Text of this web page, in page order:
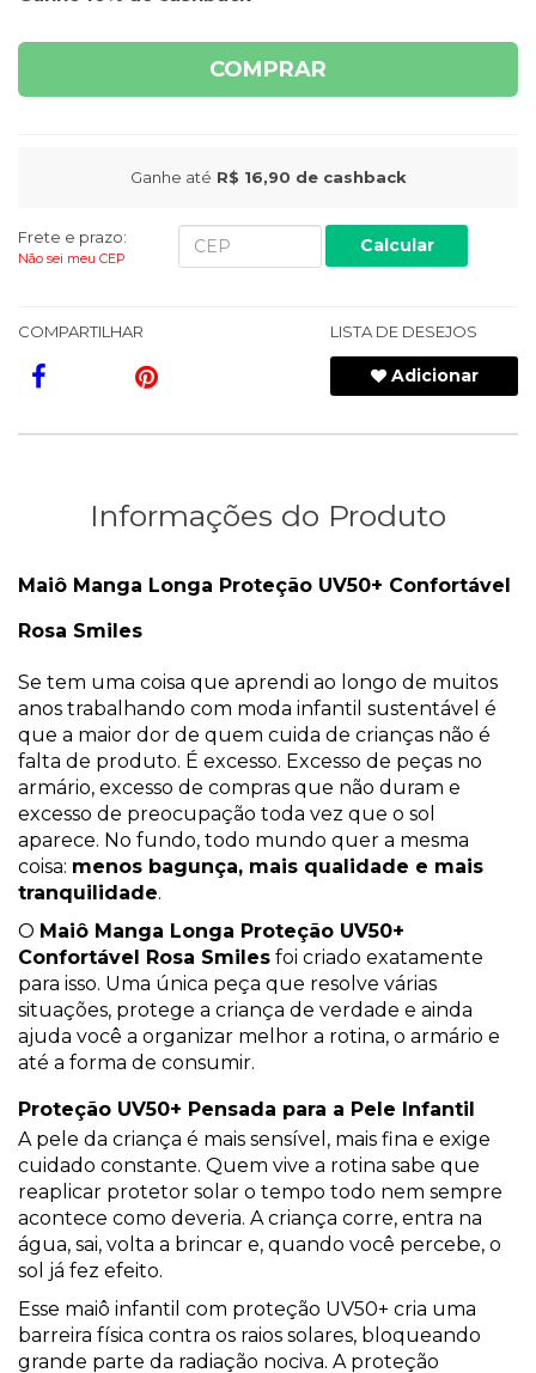
COMPRAR
Ganhe até R$ 16,90 de cashback
Frete e prazo:
Não sei meu CEP
Calcular
COMPARTILHAR LISTA DE DESEJOS
Adicionar
Informações do Produto
Maiô Manga Longa Proteção UV50+ Confortável
Rosa Smiles
Se tem uma coisa que aprendi ao longo de muitos
anos trabalhando com moda infantil sustentável é
que a maior dor de quem cuida de crianças não é
falta de produto. É excesso. Excesso de peças no
armário, excesso de compras que não duram e
excesso de preocupação toda vez que o sol
aparece. No fundo, todo mundo quer a mesma
coisa: menos bagunça, mais qualidade e mais
tranquilidade.
O Maiô Manga Longa Proteção UV50+
Confortável Rosa Smiles foi criado exatamente
para isso. Uma única peça que resolve várias
situações, protege a criança de verdade e ainda
ajuda você a organizar melhor a rotina, o armário e
até a forma de consumir.
Proteção UV50+ Pensada para a Pele Infantil
A pele da criança é mais sensível, mais fina e exige
cuidado constante. Quem vive a rotina sabe que
reaplicar protetor solar o tempo todo nem sempre
acontece como deveria. A criança corre, entra na
água, sai, volta a brincar e, quando você percebe, o
sol já fez efeito.
Esse maiô infantil com proteção UV50+ cria uma
barreira física contra os raios solares, bloqueando
grande parte da radiação nociva. A proteção